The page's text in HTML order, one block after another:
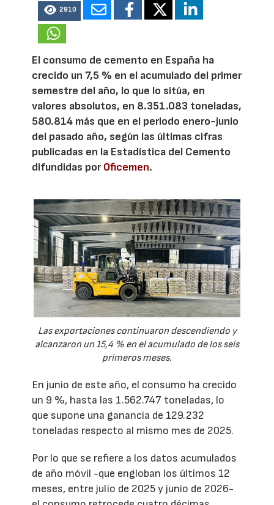
2910
El consumo de cemento en España ha
crecido un 7,5 % en el acumulado del primer
semestre del año, lo que lo sitúa, en
valores absolutos, en 8.351.083 toneladas,
580.814 más que en el periodo enero-junio
del pasado año, según las últimas cifras
publicadas en la Estadística del Cemento
difundidas porOficemen.
Las exportaciones continuaron descendiendo y
alcanzaron un 15,4 % en el acumulado de los seis
primeros meses.
En junio de este año, el consumo ha crecido
un 9 %, hasta las 1.562.747 toneladas, lo
que supone una ganancia de 129.232
toneladas respecto al mismo mes de 2025.
Por lo que se refiere a los datos acumulados
de año móvil -que engloban los últimos 12
meses, entre julio de 2025 y junio de 2026-